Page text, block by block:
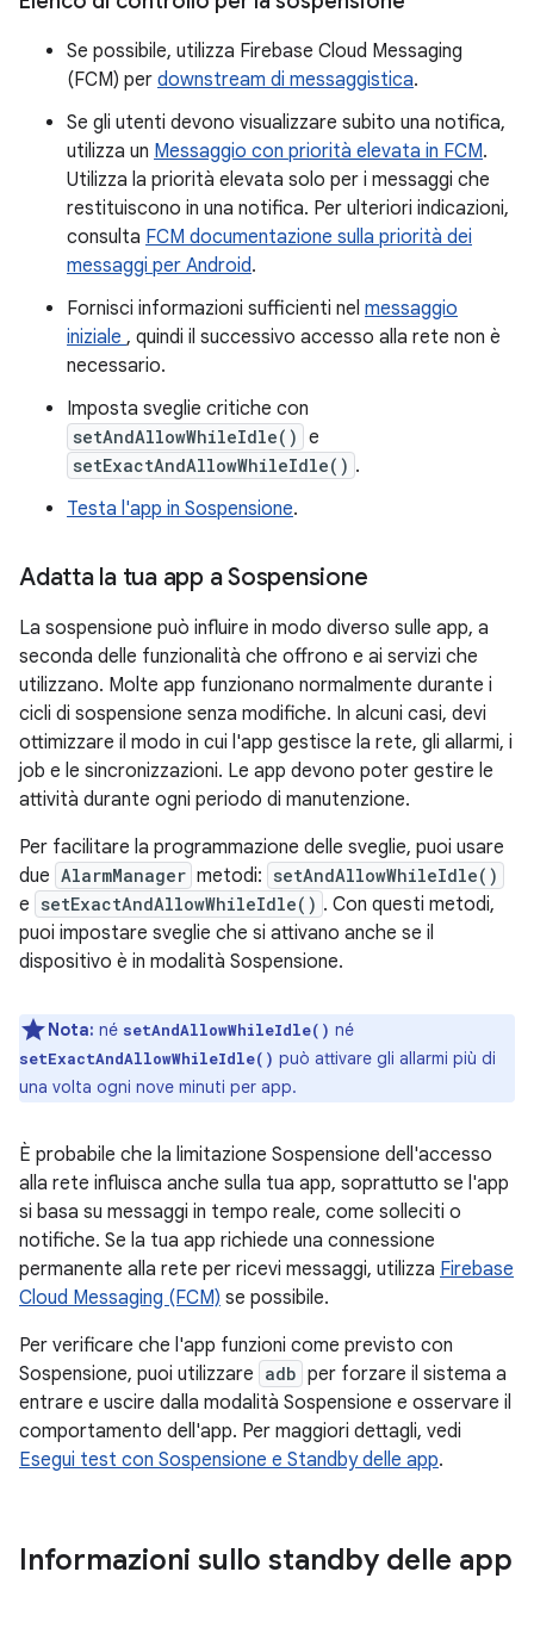
Se possibile, utilizza Firebase Cloud Messaging
(FCM) per downstream di messaggistica.
Se gli utenti devono visualizzare subito una notifica,
utilizza un Messaggio con priorità elevata in FCM.
Utilizza la priorità elevata solo per i messaggi che
restituiscono in una notifica. Per ulteriori indicazioni,
consulta FCM documentazione sulla priorità dei
messaggi per Android.
Fornisci informazioni sufficienti nel messaggio
iniziale , quindi il successivo accesso alla rete non è
necessario.
Imposta sveglie critiche con
setAndAllowWhileIdle() e
setExactAndAllowWhileIdle() .
Testa l'app in Sospensione.
Adatta la tua app a Sospensione
La sospensione può influire in modo diverso sulle app, a
seconda delle funzionalità che offrono e ai servizi che
utilizzano. Molte app funzionano normalmente durante i
cicli di sospensione senza modifiche. In alcuni casi, devi
ottimizzare il modo in cui l'app gestisce la rete, gli allarmi, i
job e le sincronizzazioni. Le app devono poter gestire le
attività durante ogni periodo di manutenzione.
Per facilitare la programmazione delle sveglie, puoi usare
due AlarmManager metodi: setAndAllowWhileIdle()
e setExactAndAllowWhileIdle() . Con questi metodi,
puoi impostare sveglie che si attivano anche se il
dispositivo è in modalità Sospensione.
Nota: né setAndAllowWhileIdle() né
setExactAndAllowWhileIdle() può attivare gli allarmi più di
una volta ogni nove minuti per app.
È probabile che la limitazione Sospensione dell'accesso
alla rete influisca anche sulla tua app, soprattutto se l'app
si basa su messaggi in tempo reale, come solleciti o
notifiche. Se la tua app richiede una connessione
permanente alla rete per ricevi messaggi, utilizza Firebase
Cloud Messaging (FCM) se possibile.
Per verificare che l'app funzioni come previsto con
Sospensione, puoi utilizzare adb per forzare il sistema a
entrare e uscire dalla modalità Sospensione e osservare il
comportamento dell'app. Per maggiori dettagli, vedi
Esegui test con Sospensione e Standby delle app.
Informazioni sullo standby delle app